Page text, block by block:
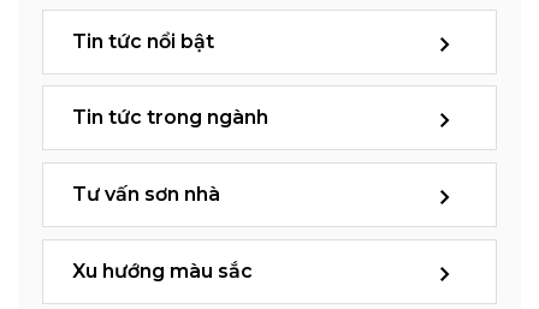
Tin tức nổi bật
Tin tức trong ngành
Tư vấn sơn nhà
Xu hướng màu sắc